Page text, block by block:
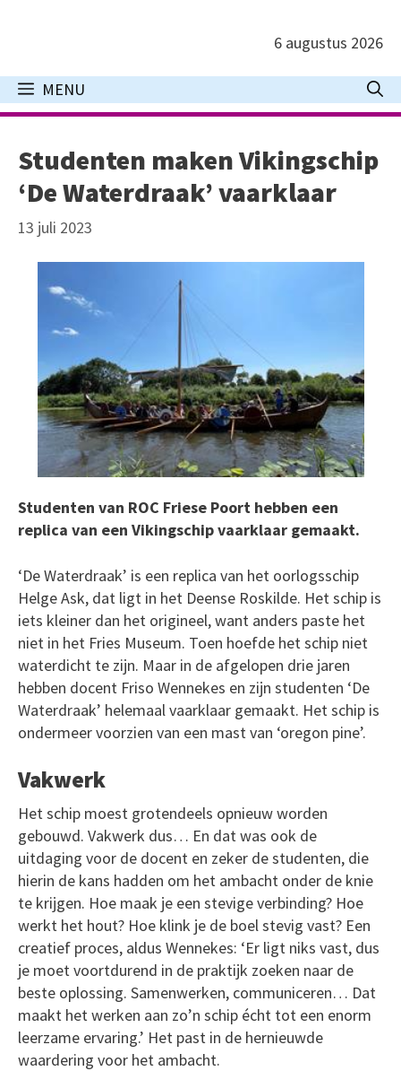
inhoud
6 augustus 2026
MENU
Studenten maken Vikingschip
‘De Waterdraak’ vaarklaar
13 juli 2023
Studenten van ROC Friese Poort hebben een
replica van een Vikingschip vaarklaar gemaakt.
‘De Waterdraak’ is een replica van het oorlogsschip
Helge Ask, dat ligt in het Deense Roskilde. Het schip is
iets kleiner dan het origineel, want anders paste het
niet in het Fries Museum. Toen hoefde het schip niet
waterdicht te zijn. Maar in de afgelopen drie jaren
hebben docent Friso Wennekes en zijn studenten ‘De
Waterdraak’ helemaal vaarklaar gemaakt. Het schip is
ondermeer voorzien van een mast van ‘oregon pine’.
Vakwerk
Het schip moest grotendeels opnieuw worden
gebouwd. Vakwerk dus… En dat was ook de
uitdaging voor de docent en zeker de studenten, die
hierin de kans hadden om het ambacht onder de knie
te krijgen. Hoe maak je een stevige verbinding? Hoe
werkt het hout? Hoe klink je de boel stevig vast? Een
creatief proces, aldus Wennekes: ‘Er ligt niks vast, dus
je moet voortdurend in de praktijk zoeken naar de
beste oplossing. Samenwerken, communiceren… Dat
maakt het werken aan zo’n schip écht tot een enorm
leerzame ervaring.’ Het past in de hernieuwde
waardering voor het ambacht.